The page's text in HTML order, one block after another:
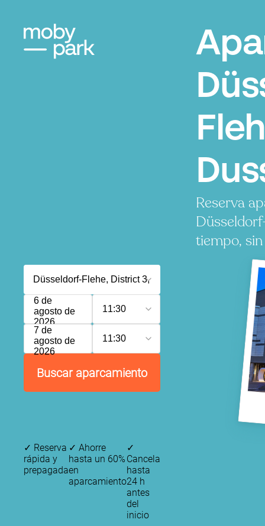
Reserva
tiempo,
6 de
agosto de
2026
11:30
7 de
agosto de
2026
11:30
Buscar aparcamiento
✓ Reserva
rápida y
prepagada
✓ Ahorre
hasta un 60%
en
aparcamiento
✓
Cancela
hasta
24 h
antes
del
inicio